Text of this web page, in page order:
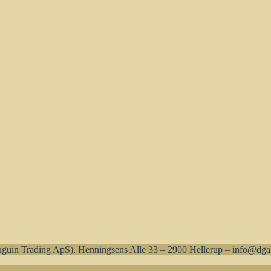
Trading ApS), Henningsens Alle 33 – 2900 Hellerup –